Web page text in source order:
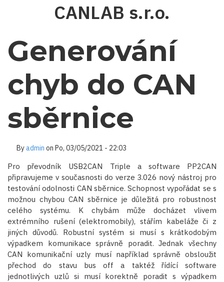
obsahu
CANLAB s.r.o.
Generování
chyb do CAN
sběrnice
Byadmin on Po, 03/05/2021 - 22:03
Pro převodník USB2CAN Triple a software PP2CAN
připravujeme v současnosti do verze 3.026 nový nástroj pro
testování odolnosti CAN sběrnice. Schopnost vypořádat se s
možnou chybou CAN sběrnice je důležitá pro robustnost
celého systému. K chybám může docházet vlivem
extrémního rušení (elektromobily), stářím kabeláže či z
jiných důvodů. Robustní systém si musí s krátkodobým
výpadkem komunikace správně poradit. Jednak všechny
CAN komunikační uzly musí například správně obsloužit
přechod do stavu bus off a taktéž řídící software
jednotlivých uzlů si musí korektně poradit s výpadkem